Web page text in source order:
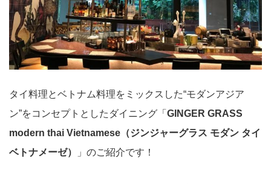
タイ料理とベトナム料理をミックスした“モダンアジア
ン”をコンセプトとしたダイニング「 GINGER GRASS
modern thai Vietnamese（ジンジャーグラス モダン タイ
ベトナメーゼ）
」のご紹介です！